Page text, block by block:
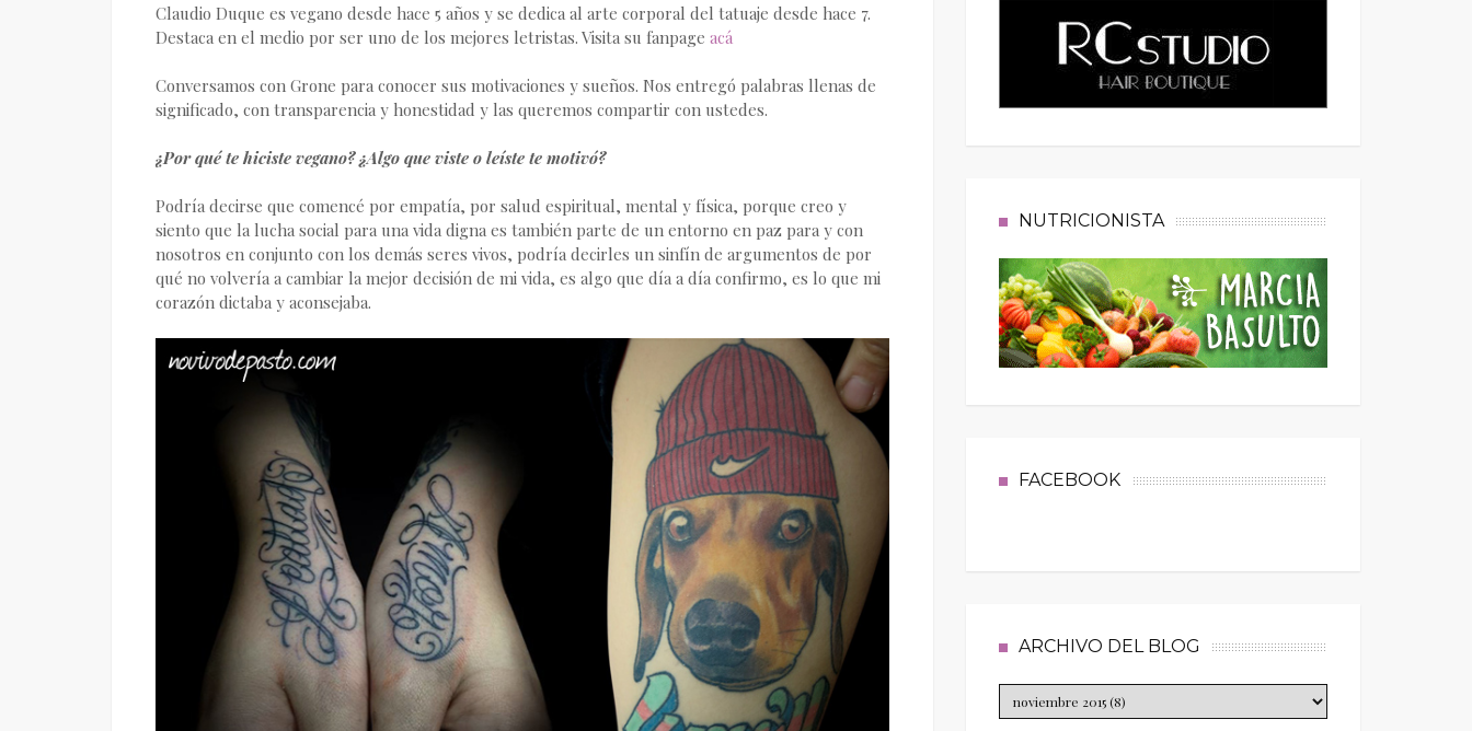
Claudio Duque es vegano desde hace 5 años y se dedica al arte corporal del tatuaje desde hace 7.
Destaca en el medio por ser uno de los mejores letristas. Visita su fanpage acá
Conversamos con Grone para conocer sus motivaciones y sueños. Nos entregó palabras llenas de
significado, con transparencia y honestidad y las queremos compartir con ustedes.
¿Por qué te hiciste vegano? ¿Algo que viste o leíste te motivó?
Podría decirse que comencé por empatía, por salud espiritual, mental y física, porque creo y
siento que la lucha social para una vida digna es también parte de un entorno en paz para y con
nosotros en conjunto con los demás seres vivos, podría decirles un sinfín de argumentos de por
qué no volvería a cambiar la mejor decisión de mi vida, es algo que día a día confirmo, es lo que mi
corazón dictaba y aconsejaba.
NUTRICIONISTA
FACEBOOK
ARCHIVO DEL BLOG